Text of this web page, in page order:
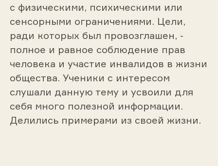
с физическими, психическими или
сенсорными ограничениями. Цели,
ради которых был провозглашен, -
полное и равное соблюдение прав
человека и участие инвалидов в жизни
общества. Ученики с интересом
слушали данную тему и усвоили для
себя много полезной информации.
Делились примерами из своей жизни.